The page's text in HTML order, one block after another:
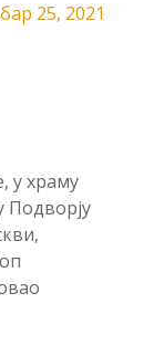
25, 2021
у храму
Подворју